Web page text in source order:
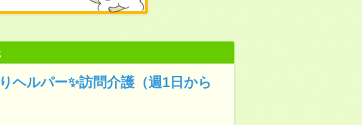
ヘルパー✨訪問介護（週1日から